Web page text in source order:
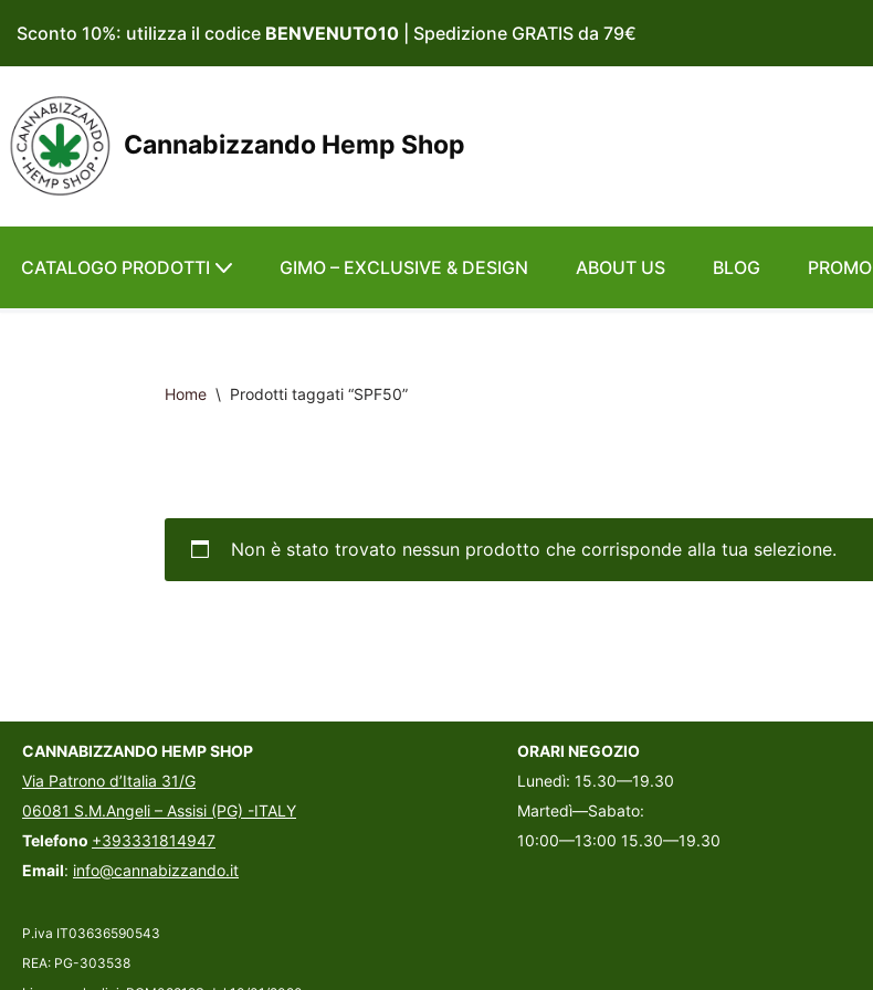
Vai
contenuto
Sconto 10%: utilizza il codice BENVENUTO10 | Spedizione GRATIS da 79€
Cannabizzando Hemp Shop
CATALOGO PRODOTTI GIMO – EXCLUSIVE & DESIGN ABOUT US BLOG PROMO
Home \ Prodotti taggati “SPF50”
Non è stato trovato nessun prodotto che corrisponde alla tua selezione.
CANNABIZZANDO HEMP SHOP
Via Patrono d’Italia 31/G
06081 S.M.Angeli – Assisi (PG) -ITALY
Telefono +393331814947
Email: info@cannabizzando.it
P.iva IT03636590543
REA: PG-303538
ORARI NEGOZIO
Lunedì: 15.30—19.30
Martedì—Sabato:
10:00—13:00 15.30—19.30